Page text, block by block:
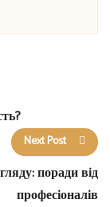
Next Post
поради від
професіоналів